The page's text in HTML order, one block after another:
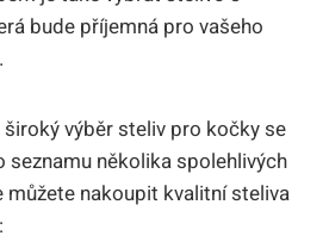
bude příjemná pro vašeho
výběr steliv pro kočky se
seznamu několika spolehlivých
můžete nakoupit kvalitní steliva